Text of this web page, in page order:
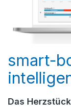
smart-
Das